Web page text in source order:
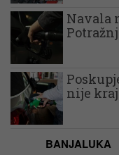
Navala
nije
BANJALUKA